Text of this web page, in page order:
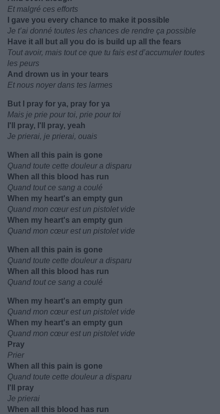
Et malgré ces efforts
I gave you every chance to make it possible
Je t’ai donné toutes les chances de rendre ça possible
Have it all but all you do is build up all the fears
Tout avoir, mais tout ce que tu fais est d’accumuler toutes
les peurs
And drown us in your tears
Et nous noyer dans tes larmes
But I pray for ya, pray for ya
Mais je prie pour toi, prie pour toi
I'll pray, I'll pray, yeah
Je prierai, je prierai, ouais
When all this pain is gone
Quand toute cette douleur a disparu
When all this blood has run
Quand tout ce sang a coulé
When my heart's an empty gun
Quand mon cœur est un pistolet vide
When my heart's an empty gun
Quand mon cœur est un pistolet vide
When all this pain is gone
Quand toute cette douleur a disparu
When all this blood has run
Quand tout ce sang a coulé
When my heart's an empty gun
Quand mon cœur est un pistolet vide
When my heart's an empty gun
Quand mon cœur est un pistolet vide
Pray
Prier
When all this pain is gone
Quand toute cette douleur a disparu
I'll pray
Je prierai
When all this blood has run